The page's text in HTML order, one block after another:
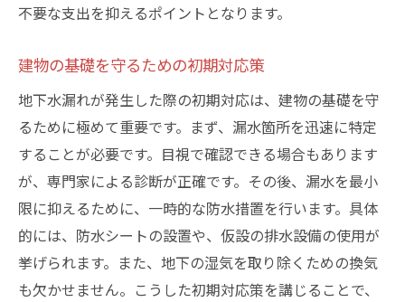
技術革新が可能にする迅速な対応
新技術導入のコストパフォーマンス
住民に優しい技術の活用法
地下水漏れ問題を防ぐための定期的な点検の重
要性
点検の頻度とその根拠
問題を未然に防ぐための計画
専門家による定期点検の価値
点検で得られる安心感と信頼性
不要な支出を抑えるポイントとなります。
建物の基礎を守るための初期対応策
地下水漏れが発生した際の初期対応は、建物の基礎を守
るために極めて重要です。まず、漏水箇所を迅速に特定
することが必要です。目視で確認できる場合もあります
が、専門家による診断が正確です。その後、漏水を最小
限に抑えるために、一時的な防水措置を行います。具体
的には、防水シートの設置や、仮設の排水設備の使用が
挙げられます。また、地下の湿気を取り除くための換気
も欠かせません。こうした初期対応策を講じることで、